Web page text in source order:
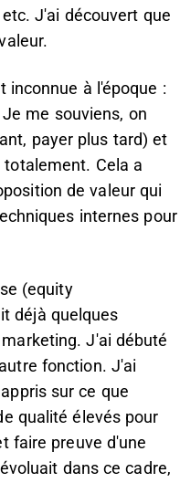
J'ai découvert que
inconnue à l'époque :
me souviens, on
payer plus tard) et
Cela a
de valeur qui
internes pour
(equity
déjà quelques
J'ai débuté
fonction. J'ai
sur ce que
qualité élevés pour
faire preuve d'une
dans ce cadre,